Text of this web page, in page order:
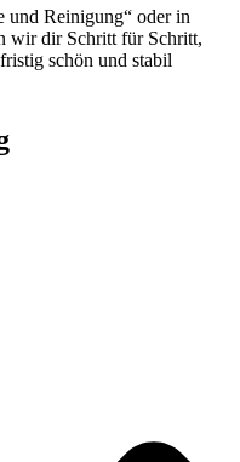
und Reinigung“ oder in
wir dir Schritt für Schritt,
schön und stabil